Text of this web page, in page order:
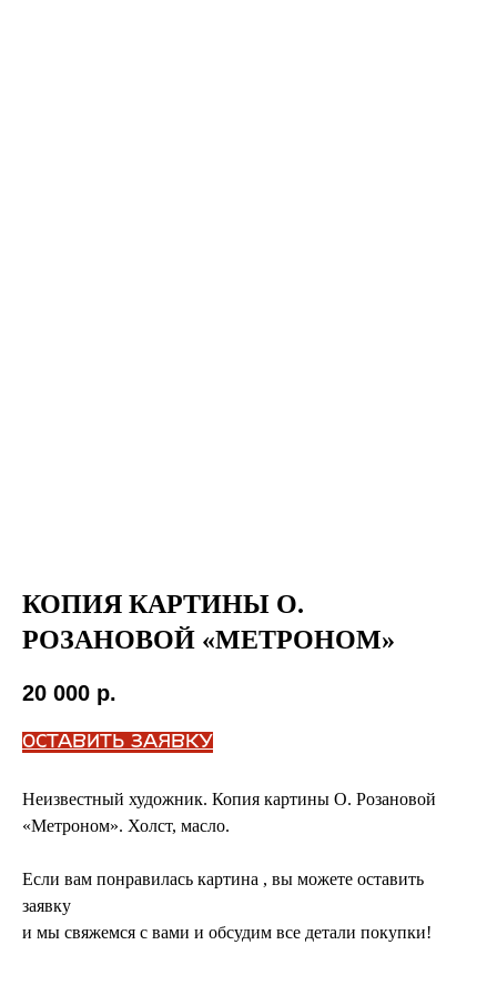
КОПИЯ КАРТИНЫ О.
РОЗАНОВОЙ «МЕТРОНОМ»
20 000 р.
ОСТАВИТЬ ЗАЯВКУ
Неизвестный художник. Копия картины О. Розановой
«Метроном». Холст, масло.
Если вам понравилась картина , вы можете оставить
заявку
и мы свяжемся с вами и обсудим все детали покупки!